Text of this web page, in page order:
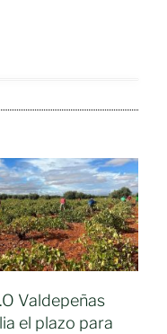
Valdepeñas
el plazo para